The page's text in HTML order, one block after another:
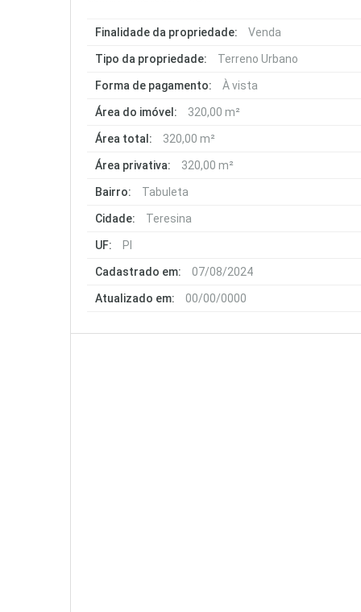
Finalidade da propriedade: Venda
Tipo da propriedade: Terreno Urbano
Forma de pagamento: À vista
Área do imóvel: 320,00 m²
Área total: 320,00 m²
Área privativa: 320,00 m²
Bairro: Tabuleta
Cidade: Teresina
UF: PI
Cadastrado em: 07/08/2024
Atualizado em: 00/00/0000